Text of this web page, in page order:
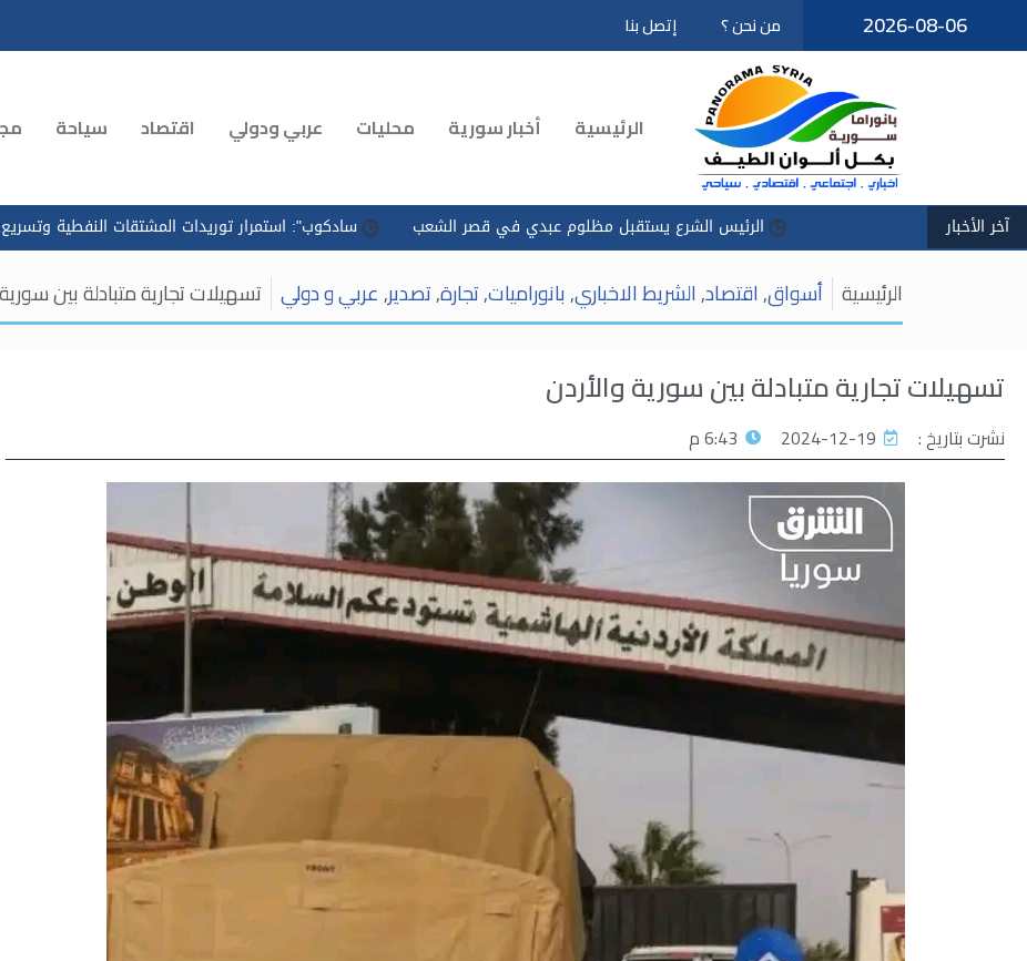
تخطى
2026-08-06 من نحن ؟ إتصل بنا
الرئيسية أخبار سورية محليات عربي ودولي اقتصاد سياحة
آخر الأخبار الرئيس الشرع يستقبل مظلوم عبدي في قصر الشعب سادكوب": استمرار توريدات المشتقات النفطية وتسريع التوزيع
الرئيسية أسواق,اقتصاد,الشريط الاخباري,بانوراميات,تجارة,تصدير,عربي و دولي تسهيلات تجارية متبادلة بين
تسهيلات تجارية متبادلة بين سورية والأردن
نشرت بتاريخ : 2024-12-19 6:43 م